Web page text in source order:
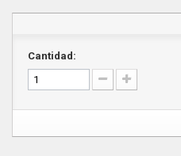
Cantidad: